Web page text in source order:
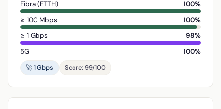
Fibra (FTTH)
100%
≥ 100 Mbps
100%
≥ 1 Gbps
98%
5G
100%
🚀 1 Gbps
Score: 99/100